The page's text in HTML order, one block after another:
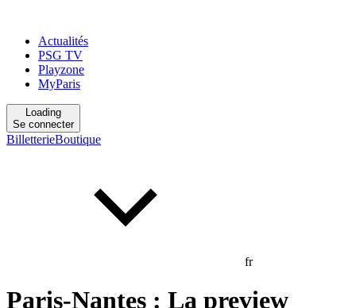
Actualités
PSG TV
Playzone
MyParis
Loading
Se connecter
BilletterieBoutique
fr
Paris-Nantes : La preview